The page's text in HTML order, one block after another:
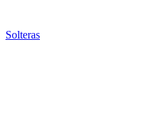
Solteras